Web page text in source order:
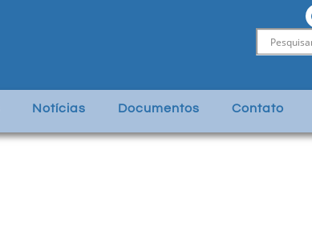
Notícias Documentos Contato